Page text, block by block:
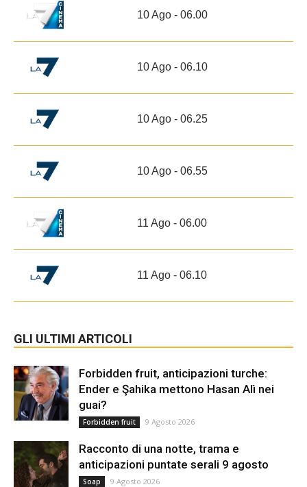
10 Ago - 06.00
10 Ago - 06.10
10 Ago - 06.25
10 Ago - 06.55
11 Ago - 06.00
11 Ago - 06.10
GLI ULTIMI ARTICOLI
Forbidden fruit, anticipazioni turche:
Ender e Şahika mettono Hasan Alì nei
guai?
Forbidden fruit 9 Agosto 2026
Racconto di una notte, trama e
anticipazioni puntate serali 9 agosto
Soap 9 Agosto 2026